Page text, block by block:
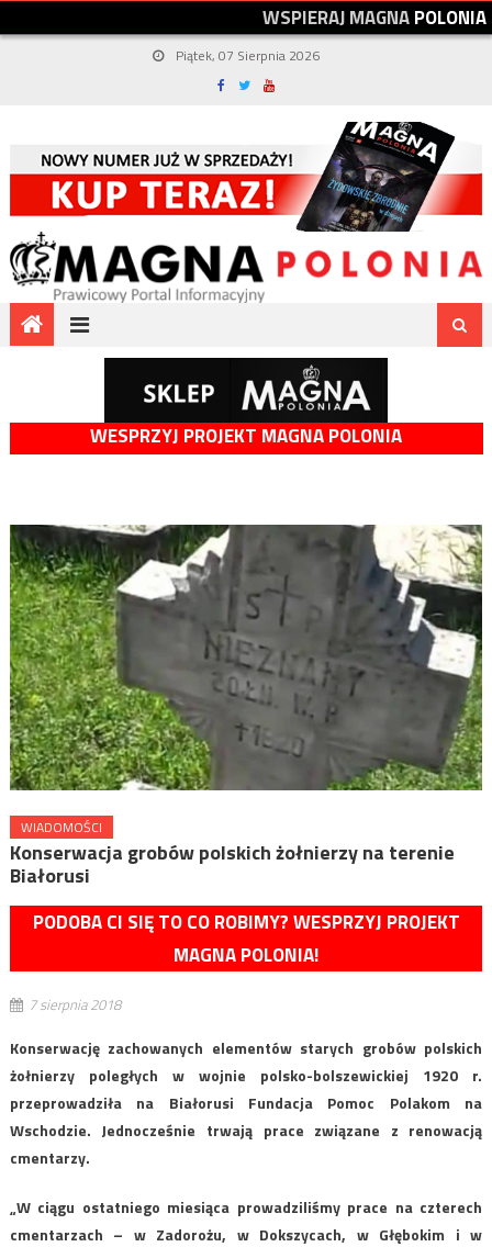
WSPIERAJMAGNAPOLONIA
Piątek, 07 Sierpnia 2026
WESPRZYJ PROJEKT MAGNA POLONIA
WIADOMOŚCI
Konserwacja grobów polskich żołnierzy na terenie
Białorusi
PODOBA CI SIĘ TO CO ROBIMY? WESPRZYJ PROJEKT
MAGNA POLONIA!
7 sierpnia 2018
Konserwację zachowanych elementów starych grobów polskich
żołnierzy poległych w wojnie polsko-bolszewickiej 1920 r.
przeprowadziła na Białorusi Fundacja Pomoc Polakom na
Wschodzie. Jednocześnie trwają prace związane z renowacją
cmentarzy.
„W ciągu ostatniego miesiąca prowadziliśmy prace na czterech
cmentarzach – w Zadorożu, w Dokszycach, w Głębokim i w